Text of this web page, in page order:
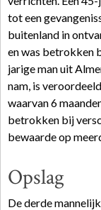
tot een
buitenland in
en was betrokken
jarige man uit
nam, is
waarvan 6
betrokken bij
bewaarde op
Opslag
De derde